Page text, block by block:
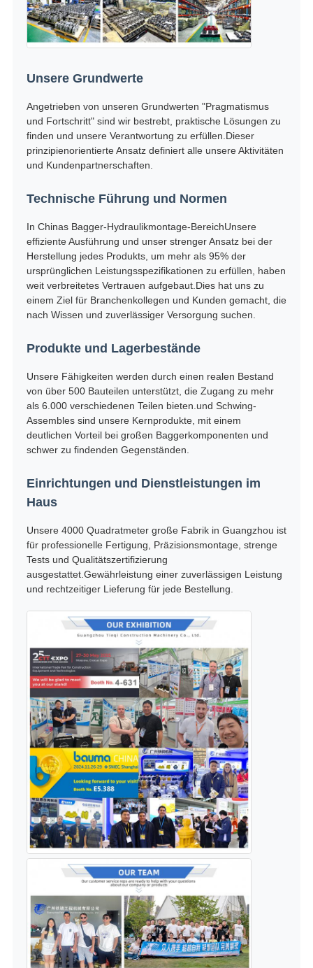
Unsere Grundwerte
Angetrieben von unseren Grundwerten "Pragmatismus
und Fortschritt" sind wir bestrebt, praktische Lösungen zu
finden und unsere Verantwortung zu erfüllen.Dieser
prinzipienorientierte Ansatz definiert alle unsere Aktivitäten
und Kundenpartnerschaften.
Technische Führung und Normen
In Chinas Bagger-Hydraulikmontage-BereichUnsere
effiziente Ausführung und unser strenger Ansatz bei der
Herstellung jedes Produkts, um mehr als 95% der
ursprünglichen Leistungsspezifikationen zu erfüllen, haben
weit verbreitetes Vertrauen aufgebaut.Dies hat uns zu
einem Ziel für Branchenkollegen und Kunden gemacht, die
nach Wissen und zuverlässiger Versorgung suchen.
Produkte und Lagerbestände
Unsere Fähigkeiten werden durch einen realen Bestand
von über 500 Bauteilen unterstützt, die Zugang zu mehr
als 6.000 verschiedenen Teilen bieten.und Schwing-
Assembles sind unsere Kernprodukte, mit einem
deutlichen Vorteil bei großen Baggerkomponenten und
schwer zu findenden Gegenständen.
Einrichtungen und Dienstleistungen im
Haus
Unsere 4000 Quadratmeter große Fabrik in Guangzhou ist
für professionelle Fertigung, Präzisionsmontage, strenge
Tests und Qualitätszertifizierung
ausgestattet.Gewährleistung einer zuverlässigen Leistung
und rechtzeitiger Lieferung für jede Bestellung.